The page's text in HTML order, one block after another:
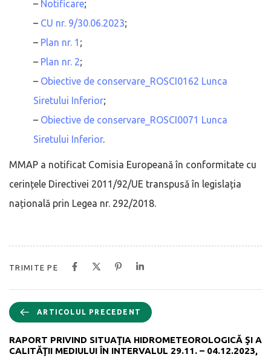
– Notificare;
– CU nr. 9/30.06.2023;
– Plan nr. 1 ;
– Plan nr. 2;
– Obiective de conservare_ROSCI0162 Lunca
Siretului Inferior;
– Obiective de conservare_ROSCI0071 Lunca
Siretului Inferior.
MMAP a notificat Comisia Europeană în conformitate cu
cerințele Directivei 2011/92/UE transpusă în legislația
națională prin Legea nr. 292/2018.
TRIMITE PE
ARTICOLUL PRECEDENT
RAPORT PRIVIND SITUAŢIA HIDROMETEOROLOGICĂ ŞI A
CALITĂŢII MEDIULUI ÎN INTERVALUL 29.11. – 04.12.2023,